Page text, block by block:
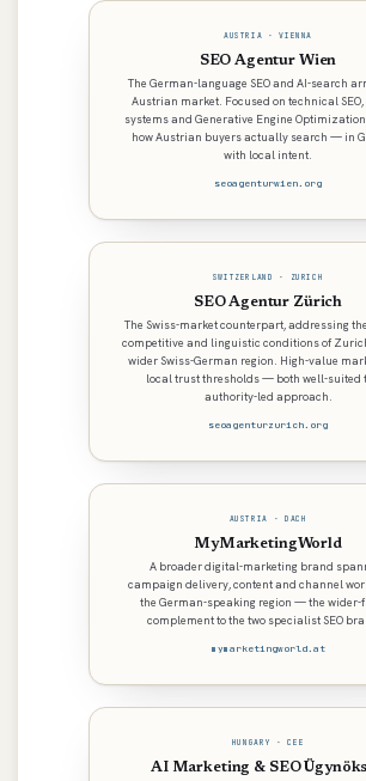
AUSTRIA · VIENNA
SEO Agentur Wien
The German-language SEO and AI-search
Austrian market. Focused on technical SEO,
systems and Generative Engine
how Austrian buyers actually search — in
with local intent.
seoagenturwien.org
SWITZERLAND · ZURICH
SEO Agentur Zürich
The Swiss-market counterpart, addressing
competitive and linguistic conditions of
wider Swiss-German region. High-value
local trust thresholds — both well-suited
authority-led approach.
seoagenturzurich.org
AUSTRIA · DACH
MyMarketingWorld
A broader digital-marketing brand
campaign delivery, content and channel
the German-speaking region — the wider-
complement to the two specialist SEO
mymarketingworld.at
HUNGARY · CEE
AI Marketing & SEO